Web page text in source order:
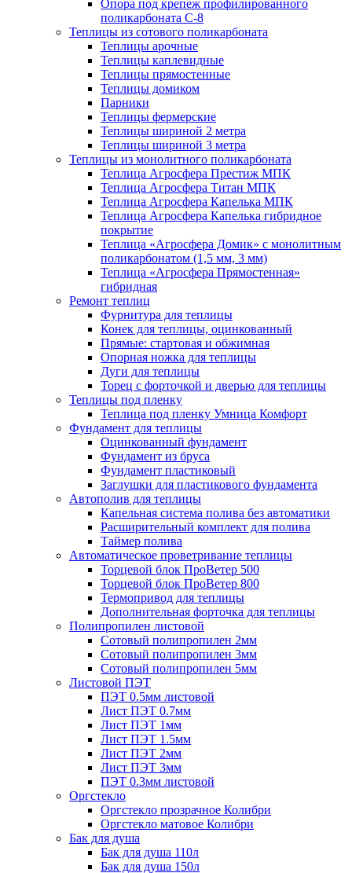
Опора под крепеж профилированного
поликарбоната С-8
Теплицы из сотового поликарбоната
Теплицы арочные
Теплицы каплевидные
Теплицы прямостенные
Теплицы домиком
Парники
Теплицы фермерские
Теплицы шириной 2 метра
Теплицы шириной 3 метра
Теплицы из монолитного поликарбоната
Теплица Агросфера Престиж МПК
Теплица Агросфера Титан МПК
Теплица Агросфера Капелька МПК
Теплица Агросфера Капелька гибридное
покрытие
Теплица «Агросфера Домик» с монолитным
поликарбонатом (1,5 мм, 3 мм)
Теплица «Агросфера Прямостенная»
гибридная
Ремонт теплиц
Фурнитура для теплицы
Конек для теплицы, оцинкованный
Прямые: стартовая и обжимная
Опорная ножка для теплицы
Дуги для теплицы
Торец с форточкой и дверью для теплицы
Теплицы под пленку
Теплица под пленку Умница Комфорт
Фундамент для теплицы
Оцинкованный фундамент
Фундамент из бруса
Фундамент пластиковый
Заглушки для пластикового фундамента
Автополив для теплицы
Капельная система полива без автоматики
Расширительный комплект для полива
Таймер полива
Автоматическое проветривание теплицы
Торцевой блок ПроВетер 500
Торцевой блок ПроВетер 800
Термопривод для теплицы
Дополнительная форточка для теплицы
Полипропилен листовой
Сотовый полипропилен 2мм
Сотовый полипропилен 3мм
Сотовый полипропилен 5мм
Листовой ПЭТ
ПЭТ 0.5мм листовой
Лист ПЭТ 0.7мм
Лист ПЭТ 1мм
Лист ПЭТ 1.5мм
Лист ПЭТ 2мм
Лист ПЭТ 3мм
ПЭТ 0.3мм листовой
Оргстекло
Оргстекло прозрачное Колибри
Оргстекло матовое Колибри
Бак для душа
Бак для душа 110л
Бак для душа 150л